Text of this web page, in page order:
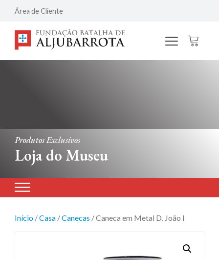
Área de Cliente
Produtos Exclusivos
Loja do Museu
Início /Casa /Canecas / Caneca em Metal D. João I